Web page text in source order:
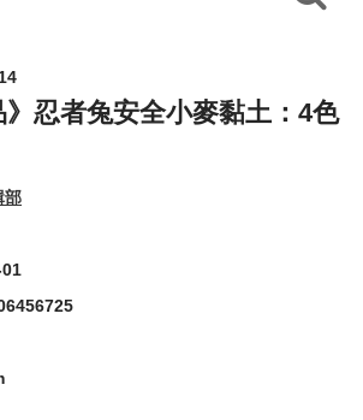
》忍者兔安全小麥黏土：4色
部